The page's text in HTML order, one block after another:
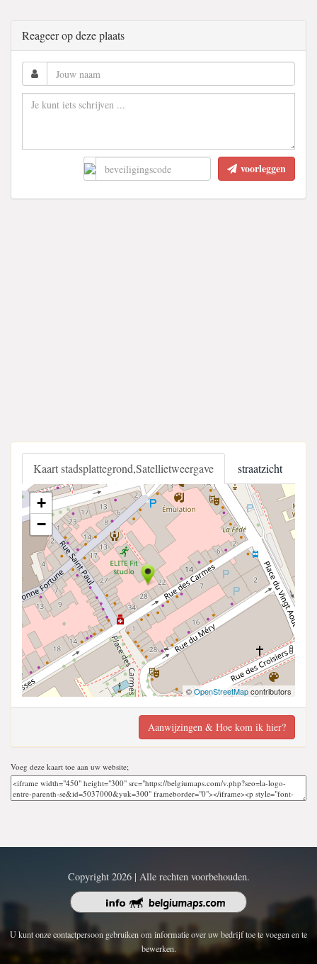
Reageer op deze plaats
voorleggen
Kaart stadsplattegrond,Satellietweergave straatzicht
+
−
©OpenStreetMapcontributors
Aanwijzingen & Hoe kom ik hier?
Voeg deze kaart toe aan uw website;
Copyright 2026 | Alle rechten voorbehouden.
U kunt onze contactpersoon gebruiken om informatie over uw bedrijf toe te voegen en te
bewerken.